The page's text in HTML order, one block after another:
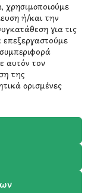
χρησιμοποιούμε
ή/και την
για τις
επεξεργαστούμε
αυτόν τον
της
ορισμένες